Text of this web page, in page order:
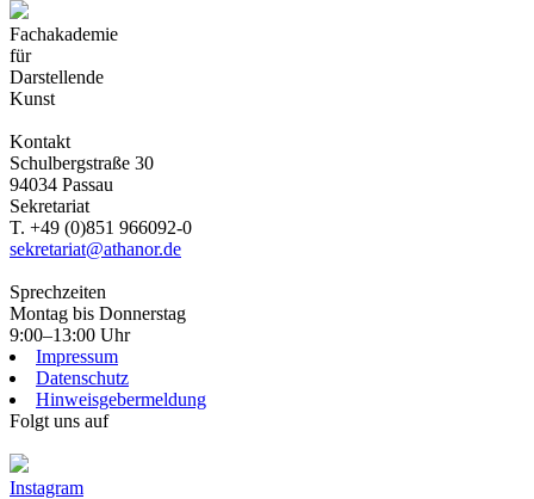
Fachakademie
für
Darstellende
Kunst
Kontakt
Schulbergstraße 30
94034 Passau
Sekretariat
T. +49 (0)851 966092-0
sekretariat@athanor.de
Sprechzeiten
Montag bis Donnerstag
9:00–13:00 Uhr
Impressum
Datenschutz
Hinweisgebermeldung
Folgt uns auf
Instagram